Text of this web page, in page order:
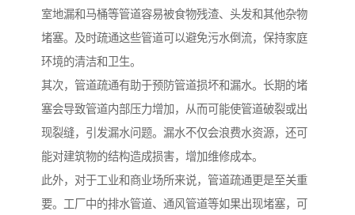
室地漏和马桶等管道容易被食物残渣、头发和其他杂物
堵塞。及时疏通这些管道可以避免污水倒流，保持家庭
环境的清洁和卫生。
其次，管道疏通有助于预防管道损坏和漏水。长期的堵
塞会导致管道内部压力增加，从而可能使管道破裂或出
现裂缝，引发漏水问题。漏水不仅会浪费水资源，还可
能对建筑物的结构造成损害，增加维修成本。
此外，对于工业和商业场所来说，管道疏通更是至关重
要。工厂中的排水管道、通风管道等如果出现堵塞，可